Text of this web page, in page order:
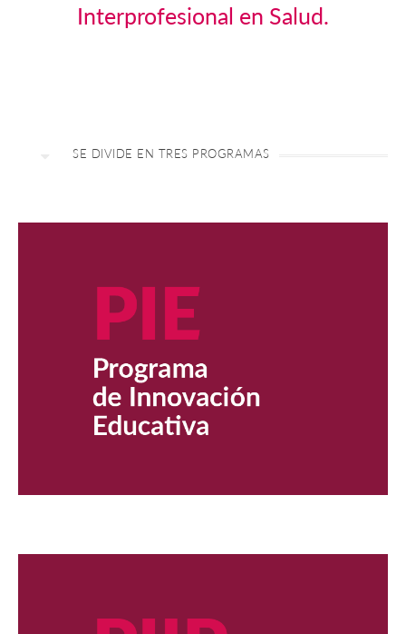
Interprofesional en Salud.
SE DIVIDE EN TRES PROGRAMAS